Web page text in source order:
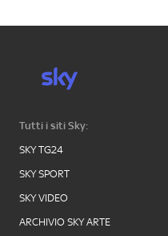
Tutti i siti Sky:
SKY TG24
SKY SPORT
SKY VIDEO
ARCHIVIO SKY ARTE